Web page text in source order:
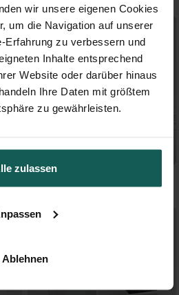
wir unsere eigenen Cookies
um die Navigation auf unserer
Erfahrung zu verbessern und
Inhalte entsprechend
Website oder darüber hinaus
Ihre Daten mit größtem
zu gewährleisten.
zulassen
Ablehnen